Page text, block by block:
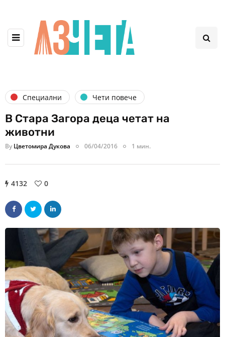
Специални Чети повече
В Стара Загора деца четат на
животни
By Цветомира Дукова 06/04/2016 1 мин.
4132 0